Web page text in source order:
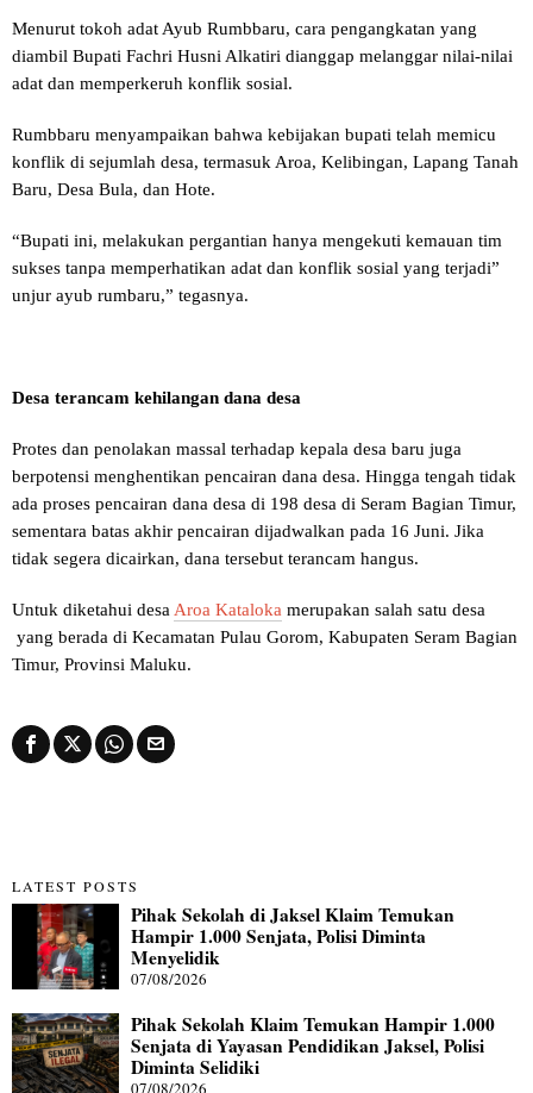
Menurut tokoh adat Ayub Rumbbaru, cara pengangkatan yang
diambil Bupati Fachri Husni Alkatiri dianggap melanggar nilai-nilai
adat dan memperkeruh konflik sosial.
Rumbbaru menyampaikan bahwa kebijakan bupati telah memicu
konflik di sejumlah desa, termasuk Aroa, Kelibingan, Lapang Tanah
Baru, Desa Bula, dan Hote.
“Bupati ini, melakukan pergantian hanya mengekuti kemauan tim
sukses tanpa memperhatikan adat dan konflik sosial yang terjadi”
unjur ayub rumbaru,” tegasnya.
Desa terancam kehilangan dana desa
Protes dan penolakan massal terhadap kepala desa baru juga
berpotensi menghentikan pencairan dana desa. Hingga tengah tidak
ada proses pencairan dana desa di 198 desa di Seram Bagian Timur,
sementara batas akhir pencairan dijadwalkan pada 16 Juni. Jika
tidak segera dicairkan, dana tersebut terancam hangus.
Untuk diketahui desa Aroa Kataloka merupakan salah satu desa
yang berada di Kecamatan Pulau Gorom, Kabupaten Seram Bagian
Timur, Provinsi Maluku.
LATEST POSTS
Pihak Sekolah di Jaksel Klaim Temukan
Hampir 1.000 Senjata, Polisi Diminta
Menyelidik
07/08/2026
Pihak Sekolah Klaim Temukan Hampir 1.000
Senjata di Yayasan Pendidikan Jaksel, Polisi
Diminta Selidiki
07/08/2026